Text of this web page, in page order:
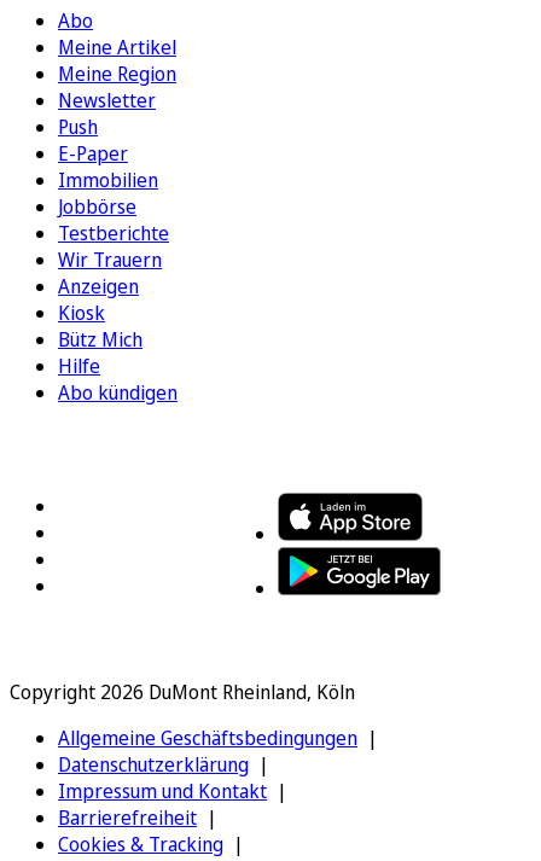
Abo
Meine Artikel
Meine Region
Newsletter
Push
E-Paper
Immobilien
Jobbörse
Testberichte
Wir Trauern
Anzeigen
Kiosk
Bütz Mich
Hilfe
Abo kündigen
Copyright 2026 DuMont Rheinland, Köln
Allgemeine Geschäftsbedingungen
Datenschutzerklärung
Impressum und Kontakt
Barrierefreiheit
Cookies & Tracking